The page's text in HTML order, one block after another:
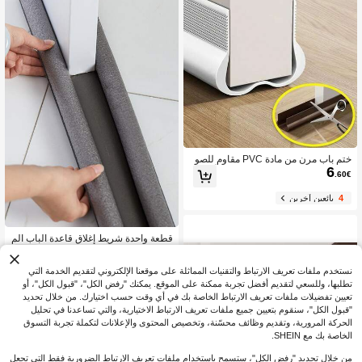
ختم باب مرن من مادة PVC مقاوم للصو
ت والرياح – ختم مقاوم للطقس للأبواب
والنوافذ الداخلية والخارجية؛ سهل التركي
ب، مادة بلاستيكية متينة؛ مثالي لسد الفج
وة تحت الباب.
6.60€
4بائعين آخرين
قطعة واحدة شريط إغلاق قاعدة الباب الم
نستخدم ملفات تعريف الارتباط والتقنيات المماثلة على موقعنا الإلكتروني لتقديم الخدمة التي
تطلبها، وللسعي لتقديم أفضل تجربة ممكنة على الموقع. يمكنك "رفض الكل"، "قبول الكل"، أو
تعيين تفضيلات ملفات تعريف الارتباط الخاصة بك في أي وقت حسب اختيارك. من خلال تحديد
"قبول الكل"، سنقوم بتعيين جميع ملفات تعريف الارتباط الاختيارية، والتي تساعدنا في تحليل
الحركة المرورية، وتقديم وظائف محسّنة، وتخصيص المحتوى والإعلانات لتكملة تجربة التسوق
الخاصة بك مع SHEIN.
من خلال تحديد "رفض الكل"، ستسمح باستخدام ملفات تعريف الارتباط الضرورية فقط التي تجعل